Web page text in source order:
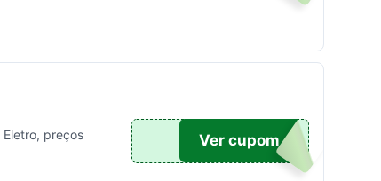
preços
O...
Ver cupom